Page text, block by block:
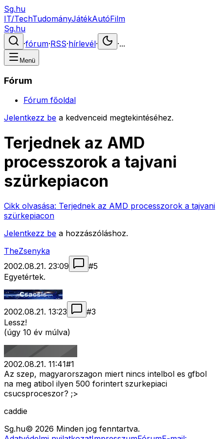
Sg.hu
IT/TechTudományJátékAutóFilm
Sg.hu
·fórum·RSS·hírlevél· ·...
Menü
Fórum
Fórum főoldal
Jelentkezz be a kedvenceid megtekintéséhez.
Terjednek az AMD
processzorok a tajvani
szürkepiacon
Cikk olvasása: Terjednek az AMD processzorok a tajvani
szürkepiacon
Jelentkezz be a hozzászóláshoz.
TheZsenyka
2002.08.21. 23:09
#5
Egyetértek.
2002.08.21. 13:23 #3
Lessz!
(úgy 10 év múlva)
2002.08.21. 11:41#1
Az szep, magyarorszagon miert nincs intelbol es gfbol
na meg atibol ilyen 500 forintert szurkepiaci
csucsproceszor? ;>
caddie
Sg.hu© 2026 Minden jog fenntartva.